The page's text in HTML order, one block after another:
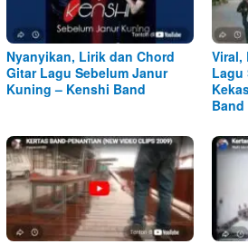
Nyanyikan, Lirik dan Chord
Gitar Lagu Sebelum Janur
Kuning – Kenshi Band
Viral,
Lagu
Band